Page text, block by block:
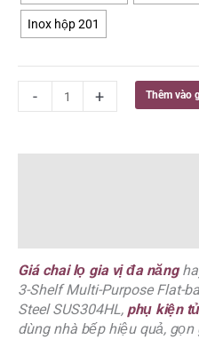
Inox hộp 201
-
304,
Inox
số
+ Thêm vào
Giá chai lọ gia vị đa năng
3-Shelf Multi-Purpose Flat-
Steel SUS304HL, phụ kiện
dùng nhà bếp hiệu quả, gọn